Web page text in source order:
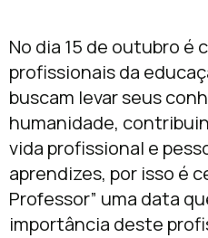
No dia 15 de outubro é
profissionais da
buscam levar seus
humanidade,
vida profissional e
aprendizes, por isso é
Professor” uma data
importância deste